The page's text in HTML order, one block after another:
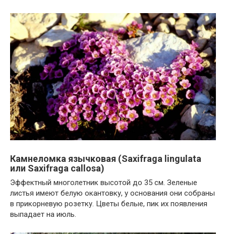
Камнеломка язычковая (Saxifraga lingulata
или Saxifraga callosa)
Эффектный многолетник высотой до 35 см. Зеленые
листья имеют белую окантовку, у основания они собраны
в прикорневую розетку. Цветы белые, пик их появления
выпадает на июль.